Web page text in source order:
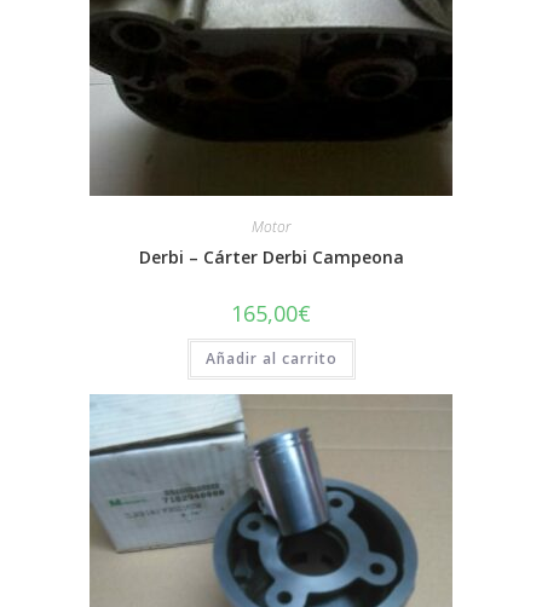
Motor
Derbi – Cárter Derbi Campeona
165,00€
Añadir al carrito